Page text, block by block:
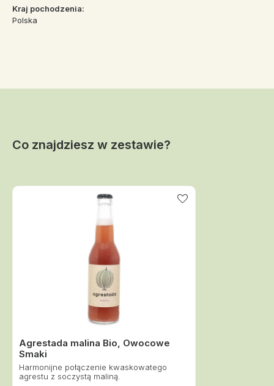
Kraj pochodzenia:
Polska
Co znajdziesz w zestawie?
Agrestada malina Bio, Owocowe
Smaki
Harmonijne połączenie kwaskowatego
agrestu z soczystą maliną.